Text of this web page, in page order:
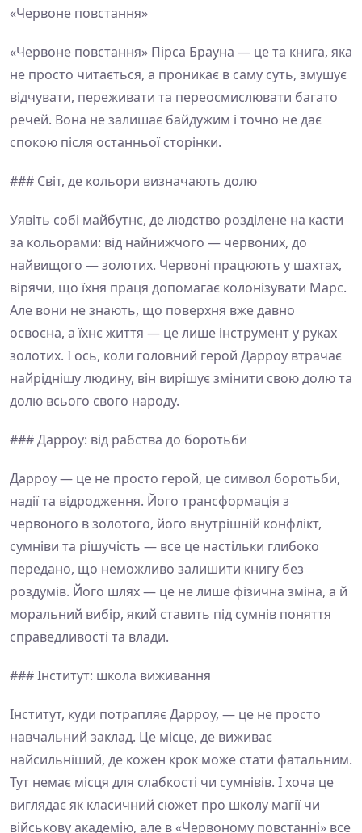
«Червоне повстання»
«Червоне повстання» Пірса Брауна — це та книга, яка
не просто читається, а проникає в саму суть, змушує
відчувати, переживати та переосмислювати багато
речей. Вона не залишає байдужим і точно не дає
спокою після останньої сторінки.
### Світ, де кольори визначають долю
Уявіть собі майбутнє, де людство розділене на касти
за кольорами: від найнижчого — червоних, до
найвищого — золотих. Червоні працюють у шахтах,
вірячи, що їхня праця допомагає колонізувати Марс.
Але вони не знають, що поверхня вже давно
освоєна, а їхнє життя — це лише інструмент у руках
золотих. І ось, коли головний герой Дарроу втрачає
найріднішу людину, він вирішує змінити свою долю та
долю всього свого народу.
### Дарроу: від рабства до боротьби
Дарроу — це не просто герой, це символ боротьби,
надії та відродження. Його трансформація з
червоного в золотого, його внутрішній конфлікт,
сумніви та рішучість — все це настільки глибоко
передано, що неможливо залишити книгу без
роздумів. Його шлях — це не лише фізична зміна, а й
моральний вибір, який ставить під сумнів поняття
справедливості та влади.
### Інститут: школа виживання
Інститут, куди потрапляє Дарроу, — це не просто
навчальний заклад. Це місце, де виживає
найсильніший, де кожен крок може стати фатальним.
Тут немає місця для слабкості чи сумнівів. І хоча це
виглядає як класичний сюжет про школу магії чи
військову академію, але в «Червоному повстанні» все